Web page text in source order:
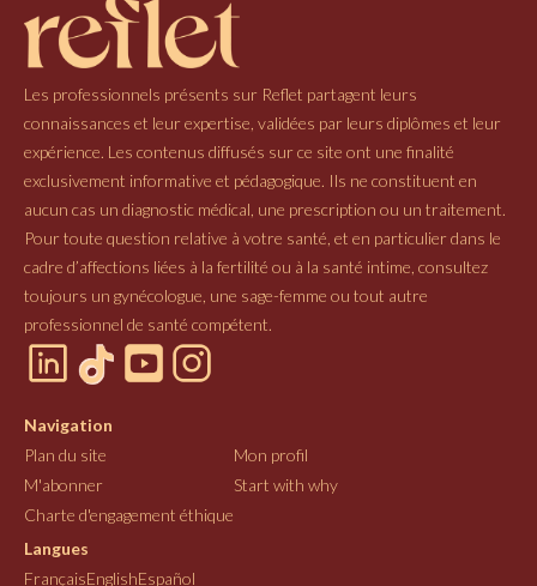
Les professionnels présents sur Reflet partagent leurs
connaissances et leur expertise, validées par leurs diplômes et leur
expérience. Les contenus diffusés sur ce site ont une finalité
exclusivement informative et pédagogique. Ils ne constituent en
aucun cas un diagnostic médical, une prescription ou un traitement.
Pour toute question relative à votre santé, et en particulier dans le
cadre d’affections liées à la fertilité ou à la santé intime, consultez
toujours un gynécologue, une sage-femme ou tout autre
professionnel de santé compétent.
Navigation
Plan du site
Mon profil
M'abonner
Start with why
Charte d'engagement éthique
Langues
FrançaisEnglishEspañol